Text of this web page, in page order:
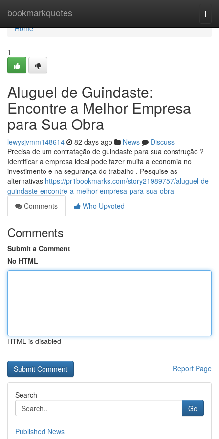
bookmarkquotes
Home
Home
1
Aluguel de Guindaste:
Encontre a Melhor Empresa
para Sua Obra
lewysjvmm148614 82 days ago News
Discuss
Precisa de um contratação de guindaste para sua construção ?
Identificar a empresa ideal pode fazer muita a economia no
investimento e na segurança do trabalho . Pesquise as
alternativas https://pr1bookmarks.com/story21989757/aluguel-de-
guindaste-encontre-a-melhor-empresa-para-sua-obra
Comments
Who Upvoted
Comments
Submit a Comment
No HTML
HTML is disabled
Report Page
Search
Go
Published News